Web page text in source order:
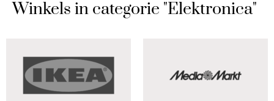
Winkels in categorie "Elektronica"